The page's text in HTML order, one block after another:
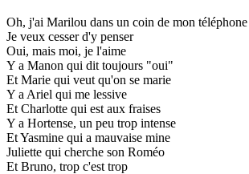
Oh, j'ai Marilou dans un coin de mon téléphone
Je veux cesser d'y penser
Oui, mais moi, je l'aime
Y a Manon qui dit toujours "oui"
Et Marie qui veut qu'on se marie
Y a Ariel qui me lessive
Et Charlotte qui est aux fraises
Y a Hortense, un peu trop intense
Et Yasmine qui a mauvaise mine
Juliette qui cherche son Roméo
Et Bruno, trop c'est trop